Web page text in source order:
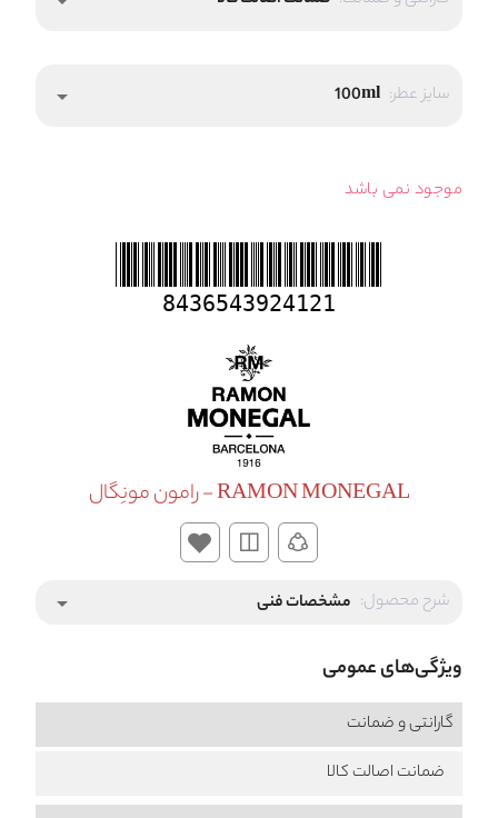
سایز عطر: 100ml
arrow_drop_down
موجود نمی باشد
8436543924121
RAMON MONEGAL - رامون مونِگال
شرح محصول: مشخصات فنی arrow_drop_down
ویژگی‌های عمومی
گارانتی و ضمانت
ضمانت اصالت کالا